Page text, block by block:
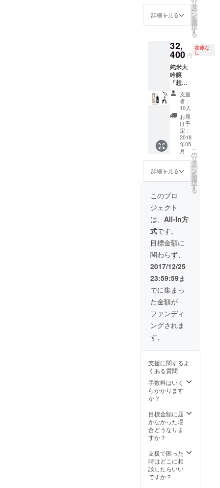
支援金
額に含
での交
通費は
ご負担
いただ
きます
入権）
付き。
「想定
内」
「想定
外」が
飲める
お店』
とし
て、こ
れから
オープ
ン予定
の想定
内・想
定外オ
フィ
シャル
HPに店
紹介さ
レミア
プラン
です！
公認
された
店舗様
でも、
正規取
あるこ
とをHP
やSNS
などで
も告知
してい
ただけ
内容 ・
純米大
吟醸
「想定
内」
720ml
外」
720ml 6
本 ・
「想定
外」刻
印付き
限定グ
ル桐
箱・紙
袋をお
付けす
です。
詳細を見る
リ
タ
ー
ン
を
選
択
す
る
32,
400 円
在庫な
し
純米大
吟醸
「想定
外」
720ml 1
32,400
（税・
送料込
み） オ
リジナ
ル桐
箱・紙
袋をお
付けす
る予定
です。
支援
者：
10人
お届
け予
定：
2018
年05
月
詳細を見る
こ
の
リ
タ
ー
ン
を
選
択
す
る
このプロ
ジェクト
は、 All-In方
式です。
目標金額に
関わらず、
2017/12/25
23:59:59ま
でに集まっ
た金額が
ファンディ
ングされま
す。
支援に関するよ
くある質問
手数料はいく
らかかります
か？
目標金額に届
かなかった場
合どうなりま
すか？
支援で困った
時はどこに相
談したらいい
ですか？